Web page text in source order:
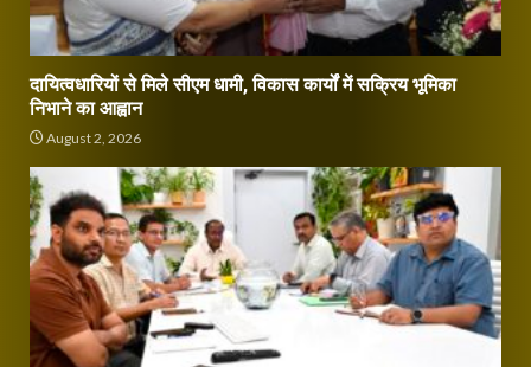
दायित्वधारियों से मिले सीएम धामी, विकास कार्यों में सक्रिय भूमिका
निभाने का आह्वान
August 2, 2026